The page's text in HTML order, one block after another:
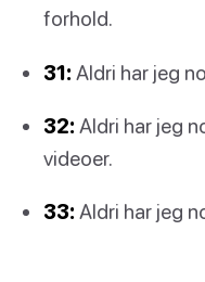
forhold.
31: Aldri har jeg
32: Aldri har jeg
videoer.
33: Aldri har jeg